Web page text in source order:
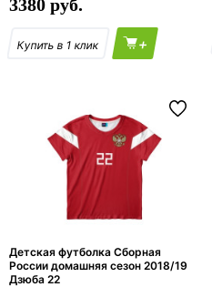
3380
+
Детская футболка Сборная
России домашняя сезон 2018/19
Дзюба 22